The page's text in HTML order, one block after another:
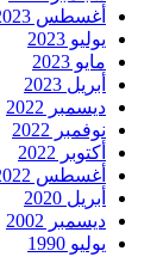
أغسطس 2023
يوليو 2023
مايو 2023
أبريل 2023
ديسمبر 2022
نوفمبر 2022
أكتوبر 2022
أغسطس 2022
أبريل 2020
ديسمبر 2002
يوليو 1990